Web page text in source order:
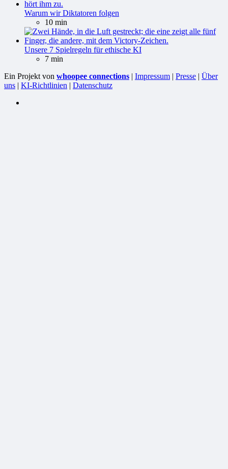
Warum wir Diktatoren folgen
10 min
Unsere 7 Spielregeln für ethische KI
7 min
Ein Projekt von whoopee connections | Impressum | Presse | Über
uns | KI-Richtlinien | Datenschutz